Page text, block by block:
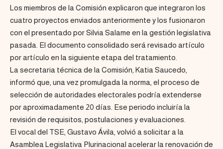
Los miembros de la Comisión explicaron que integraron los
cuatro proyectos enviados anteriormente y los fusionaron
con el presentado por Silvia Salame en la gestión legislativa
pasada. El documento consolidado será revisado artículo
por artículo en la siguiente etapa del tratamiento.
La secretaria técnica de la Comisión, Katia Saucedo,
informó que, una vez promulgada la norma, el proceso de
selección de autoridades electorales podría extenderse
por aproximadamente 20 días. Ese periodo incluiría la
revisión de requisitos, postulaciones y evaluaciones.
El vocal del TSE, Gustavo Ávila, volvió a solicitar a la
Asamblea Legislativa Plurinacional acelerar la renovación de